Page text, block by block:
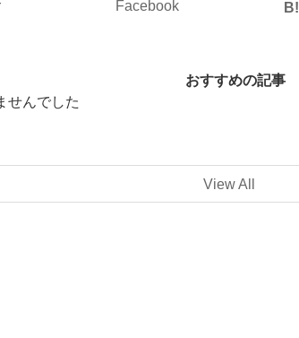
Facebook B!
おすすめの記事
せんでした
View All